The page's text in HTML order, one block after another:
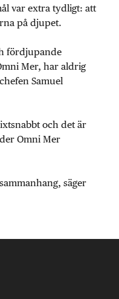
var extra tydligt: att
på djupet.
fördjupande
Mer, har aldrig
Samuel
och det är
Omni Mer
säger